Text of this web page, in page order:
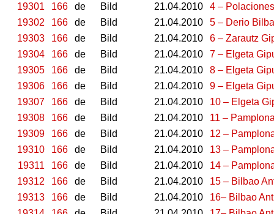
19301
166 de Bild 21.04.2010
4 –
19302
166 de Bild 21.04.2010
5 – Derio
19303
166 de Bild 21.04.2010
6 – Zarautz
19304
166 de Bild 21.04.2010
7 – Elgeta
19305
166 de Bild 21.04.2010
8 – Elgeta
19306
166 de Bild 21.04.2010
9 – Elgeta
19307
166 de Bild 21.04.2010
10 – Elgeta
19308
166 de Bild 21.04.2010
11 –
19309
166 de Bild 21.04.2010
12 –
19310
166 de Bild 21.04.2010
13 –
19311
166 de Bild 21.04.2010
14 –
19312
166 de Bild 21.04.2010
15 – Bilbao
19313
166 de Bild 21.04.2010
16– Bilbao